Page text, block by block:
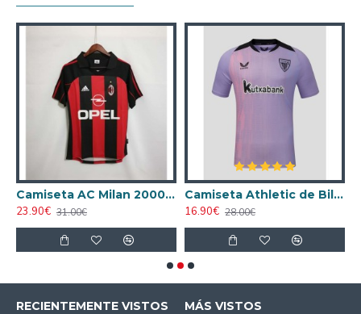
Camiseta AC Milan 2000/2001 Local Retro
23.90€ 31.00€
Camiseta Athletic de Bilbao 2024/2025 Alternativo
16.90€ 28.00€
RECIENTEMENTE VISTOS MÁS VISTOS